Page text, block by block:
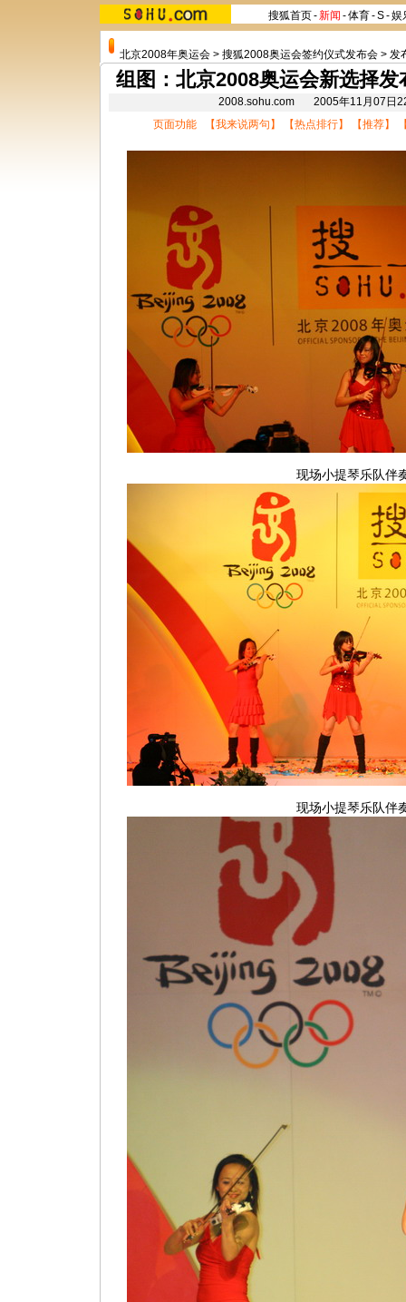
搜狐首页-新闻 -体育-S-娱
北京2008年奥运会 > 搜狐2008奥运会签约仪式发布会 > 发
组图：北京2008奥运会新选择
2008.sohu.com 2005年11月07
页面功能 【我来说两句 】 【热点排行】 【推荐】
现场小提琴乐队伴
现场小提琴乐队伴